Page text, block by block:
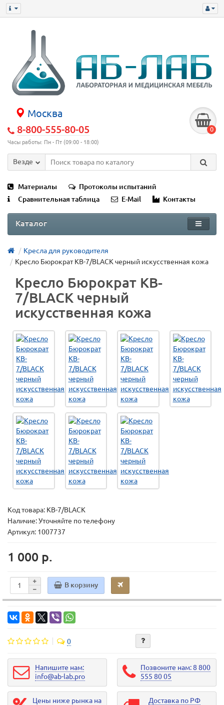
Москва
8-800-555-80-05
Часы работы: Пн - Пт (09:00 - 18:00)
0
Везде
Материалы
Протоколы испытаний
Сравнительная таблица
E-Mail Контакты
Каталог
Кресла для руководителя
Кресло Бюрократ KB-7/BLACK черный искусственная кожа
Кресло Бюрократ KB-
7/BLACK черный
искусственная кожа
Код товара: KB-7/BLACK
Наличие: Уточняйте по телефону
Артикул: 1007737
1 000 р.
В корзину
0
Напишите нам:
info@ab-lab.pro
Позвоните нам: 8 800
555 80 05
Цены ниже рынка на
Доставка по РФ